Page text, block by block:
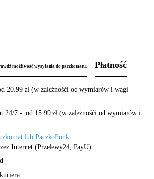
możliwość wysyłania do paczkomatu. Płatność
20.99 zł (w zależnośći od wymiarów i wagi
24/7 - od 15.99 zł (w zależnośći od wymiarów i
lub PaczkoPunkt
Internet (Przelewy24, PayU)